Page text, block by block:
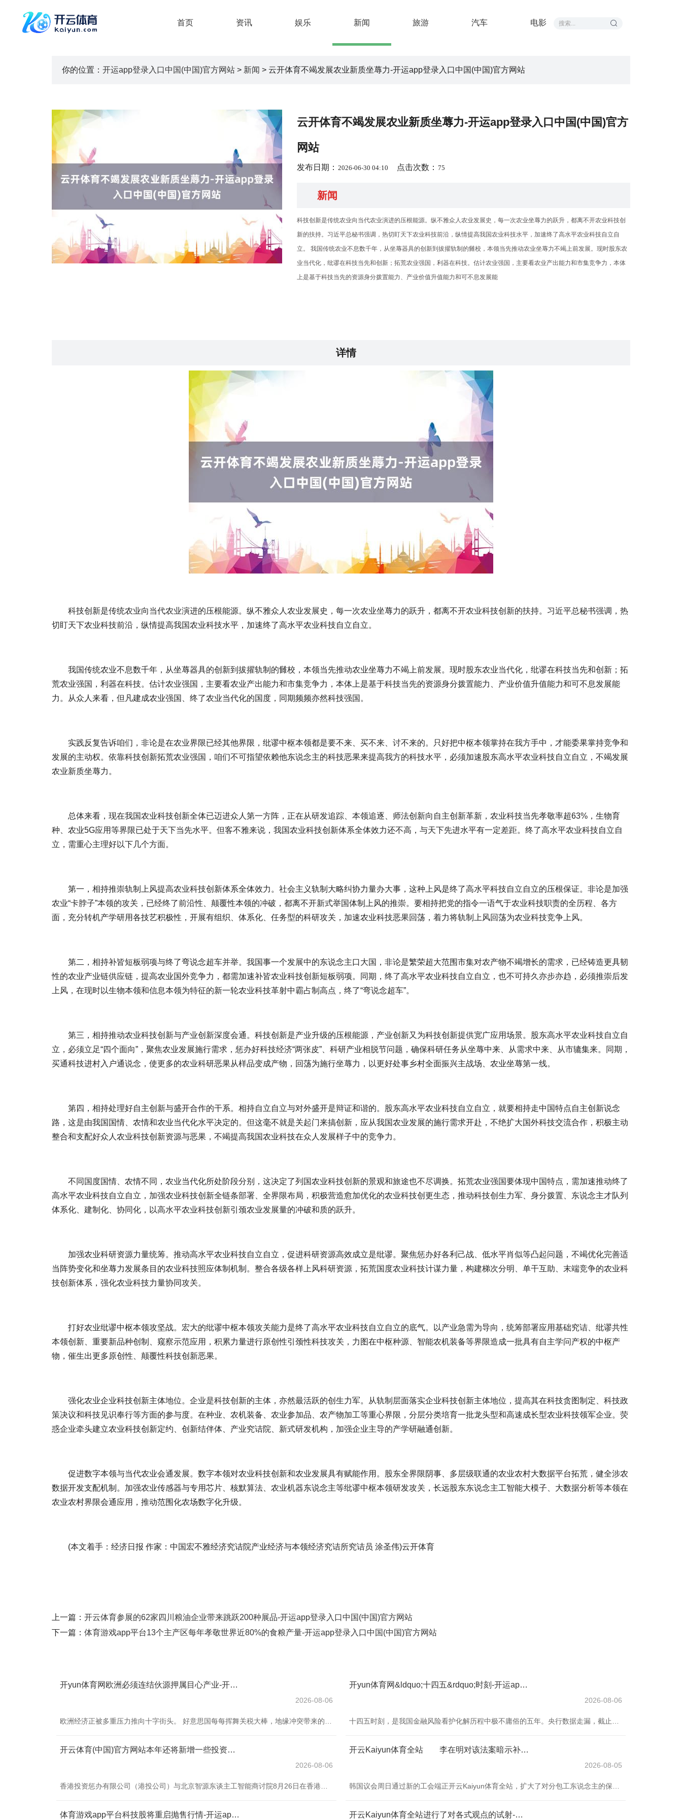
首页 资讯 娱乐 新闻 旅游 汽车 电影
你的位置： 开运app登录入口中国(中国)官方网站 > 新闻 > 云开体育不竭发展农业新质坐蓐力-开运app登录入口中国(中国)官方网站
云开体育不竭发展农业新质坐蓐力-开运app登录入口中国(中国)官方
网站
发布日期： 2026-06-30 04:10 点击次数： 75
新闻
科技创新是传统农业向当代农业演进的压根能源。纵不雅众人农业发展史，每一次农业坐蓐力的跃升，都离不开农业科技创
新的扶持。习近平总秘书强调，热切盯天下农业科技前沿，纵情提高我国农业科技水平，加速终了高水平农业科技自立自
立。 我国传统农业不息数千年，从坐蓐器具的创新到拔擢轨制的雠校，本领当先推动农业坐蓐力不竭上前发展。现时股东农
业当代化，纰谬在科技当先和创新；拓荒农业强国，利器在科技。估计农业强国，主要看农业产出能力和市集竞争力，本体
上是基于科技当先的资源身分拨置能力、产业价值升值能力和可不息发展能
详情
科技创新是传统农业向当代农业演进的压根能源。纵不雅众人农业发展史，每一次农业坐蓐力的跃升，都离不开农业科技创新的扶持。习近平总秘书强调，热
切盯天下农业科技前沿，纵情提高我国农业科技水平，加速终了高水平农业科技自立自立。
我国传统农业不息数千年，从坐蓐器具的创新到拔擢轨制的雠校，本领当先推动农业坐蓐力不竭上前发展。现时股东农业当代化，纰谬在科技当先和创新；拓
荒农业强国，利器在科技。估计农业强国，主要看农业产出能力和市集竞争力，本体上是基于科技当先的资源身分拨置能力、产业价值升值能力和可不息发展能
力。从众人来看，但凡建成农业强国、终了农业当代化的国度，同期频频亦然科技强国。
实践反复告诉咱们，非论是在农业界限已经其他界限，纰谬中枢本领都是要不来、买不来、讨不来的。只好把中枢本领掌持在我方手中，才能委果掌持竞争和
发展的主动权。依靠科技创新拓荒农业强国，咱们不可指望依赖他东说念主的科技恶果来提高我方的科技水平，必须加速股东高水平农业科技自立自立，不竭发展
农业新质坐蓐力。
总体来看，现在我国农业科技创新全体已迈进众人第一方阵，正在从研发追踪、本领追逐、师法创新向自主创新革新，农业科技当先孝敬率超63%，生物育
种、农业5G应用等界限已处于天下当先水平。但客不雅来说，我国农业科技创新体系全体效力还不高，与天下先进水平有一定差距。终了高水平农业科技自立自
立，需重心主理好以下几个方面。
第一，相持推崇轨制上风提高农业科技创新体系全体效力。社会主义轨制大略纠协力量办大事，这种上风是终了高水平科技自立自立的压根保证。非论是加强
农业“卡脖子”本领的攻关，已经终了前沿性、颠覆性本领的冲破，都离不开新式举国体制上风的推崇。要相持把党的指令一语气于农业科技职责的全历程、各方
面，充分转机产学研用各技艺积极性，开展有组织、体系化、任务型的科研攻关，加速农业科技恶果回荡，着力将轨制上风回荡为农业科技竞争上风。
第二，相持补皆短板弱项与终了弯说念超车并举。我国事一个发展中的东说念主口大国，非论是繁荣超大范围市集对农产物不竭增长的需求，已经铸造更具韧
性的农业产业链供应链，提高农业国外竞争力，都需加速补皆农业科技创新短板弱项。同期，终了高水平农业科技自立自立，也不可持久亦步亦趋，必须推崇后发
上风，在现时以生物本领和信息本领为特征的新一轮农业科技革射中霸占制高点，终了“弯说念超车”。
第三，相持推动农业科技创新与产业创新深度会通。科技创新是产业升级的压根能源，产业创新又为科技创新提供宽广应用场景。股东高水平农业科技自立自
立，必须立足“四个面向”，聚焦农业发展施行需求，惩办好科技经济“两张皮”、科研产业相脱节问题，确保科研任务从坐蓐中来、从需求中来、从市辘集来。同期，
买通科技进村入户通说念，使更多的农业科研恶果从样品变成产物，回荡为施行坐蓐力，以更好处事乡村全面振兴主战场、农业坐蓐第一线。
第四，相持处理好自主创新与盛开合作的干系。相持自立自立与对外盛开是辩证和谐的。股东高水平农业科技自立自立，就要相持走中国特点自主创新说念
路，这是由我国国情、农情和农业当代化水平决定的。但这毫不就是关起门来搞创新，应从我国农业发展的施行需求开赴，不绝扩大国外科技交流合作，积极主动
整合和支配好众人农业科技创新资源与恶果，不竭提高我国农业科技在众人发展样子中的竞争力。
不同国度国情、农情不同，农业当代化所处阶段分别，这决定了列国农业科技创新的景观和旅途也不尽调换。拓荒农业强国要体现中国特点，需加速推动终了
高水平农业科技自立自立，加强农业科技创新全链条部署、全界限布局，积极营造愈加优化的农业科技创更生态，推动科技创生力军、身分拨置、东说念主才队列
体系化、建制化、协同化，以高水平农业科技创新引颈农业发展量的冲破和质的跃升。
加强农业科研资源力量统筹。推动高水平农业科技自立自立，促进科研资源高效成立是纰谬。聚焦惩办好各利己战、低水平肖似等凸起问题，不竭优化完善适
当阵势变化和坐蓐力发展条目的农业科技照应体制机制。整合各级各样上风科研资源，拓荒国度农业科技计谋力量，构建梯次分明、单干互助、末端竞争的农业科
技创新体系，强化农业科技力量协同攻关。
打好农业纰谬中枢本领攻坚战。宏大的纰谬中枢本领攻关能力是终了高水平农业科技自立自立的底气。以产业急需为导向，统筹部署应用基础究诘、纰谬共性
本领创新、重要新品种创制、窥察示范应用，积累力量进行原创性引颈性科技攻关，力图在中枢种源、智能农机装备等界限造成一批具有自主学问产权的中枢产
物，催生出更多原创性、颠覆性科技创新恶果。
强化农业企业科技创新主体地位。企业是科技创新的主体，亦然最活跃的创生力军。从轨制层面落实企业科技创新主体地位，提高其在科技贪图制定、科技政
策决议和科技见识奉行等方面的参与度。在种业、农机装备、农业参加品、农产物加工等重心界限，分层分类培育一批龙头型和高速成长型农业科技领军企业。荧
惑企业牵头建立农业科技创新定约、创新结伴体、产业究诘院、新式研发机构，加强企业主导的产学研融通创新。
促进数字本领与当代农业会通发展。数字本领对农业科技创新和农业发展具有赋能作用。股东全界限阴事、多层级联通的农业农村大数据平台拓荒，健全涉农
数据开发支配机制。加强农业传感器与专用芯片、核默算法、农业机器东说念主等纰谬中枢本领研发攻关，长远股东东说念主工智能大模子、大数据分析等本领在
农业农村界限会通应用，推动范围化农场数字化升级。
(本文着手：经济日报 作家：中国宏不雅经济究诘院产业经济与本领经济究诘所究诘员 涂圣伟)云开体育
上一篇： 开云体育参展的62家四川粮油企业带来跳跃200种展品-开运app登录入口中国(中国)官方网站
下一篇： 体育游戏app平台13个主产区每年孝敬世界近80%的食粮产量-开运app登录入口中国(中国)官方网站
开yun体育网欧洲必须连结伙源押属目心产业-开运app登录入口中国(中国)官方网站
2026-08-06
开yun体育网&ldquo;十四五&rdquo;时刻-开运app登录入口中国(中国)官方网站
2026-08-06
开云体育(中国)官方网站本年还将新增一些投资范围-开运app登录入口中国(中国)官方网站
2026-08-06
开云Kaiyun体育全站 李在明对该法案暗示补助-开运app登录入口中国(中国)官方网站
2026-08-05
体育游戏app平台科技股将重启抛售行情-开运app登录入口中国(中国)官方网站 开云Kaiyun体育全站进行了对各式观点的试射-开运app登录入口中国(中国)官方网站